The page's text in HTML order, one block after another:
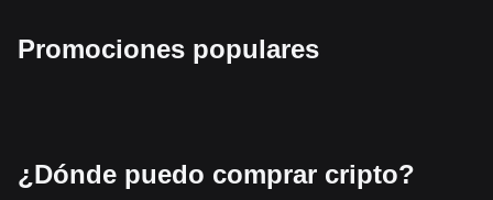
Promociones populares
¿Dónde puedo comprar cripto?